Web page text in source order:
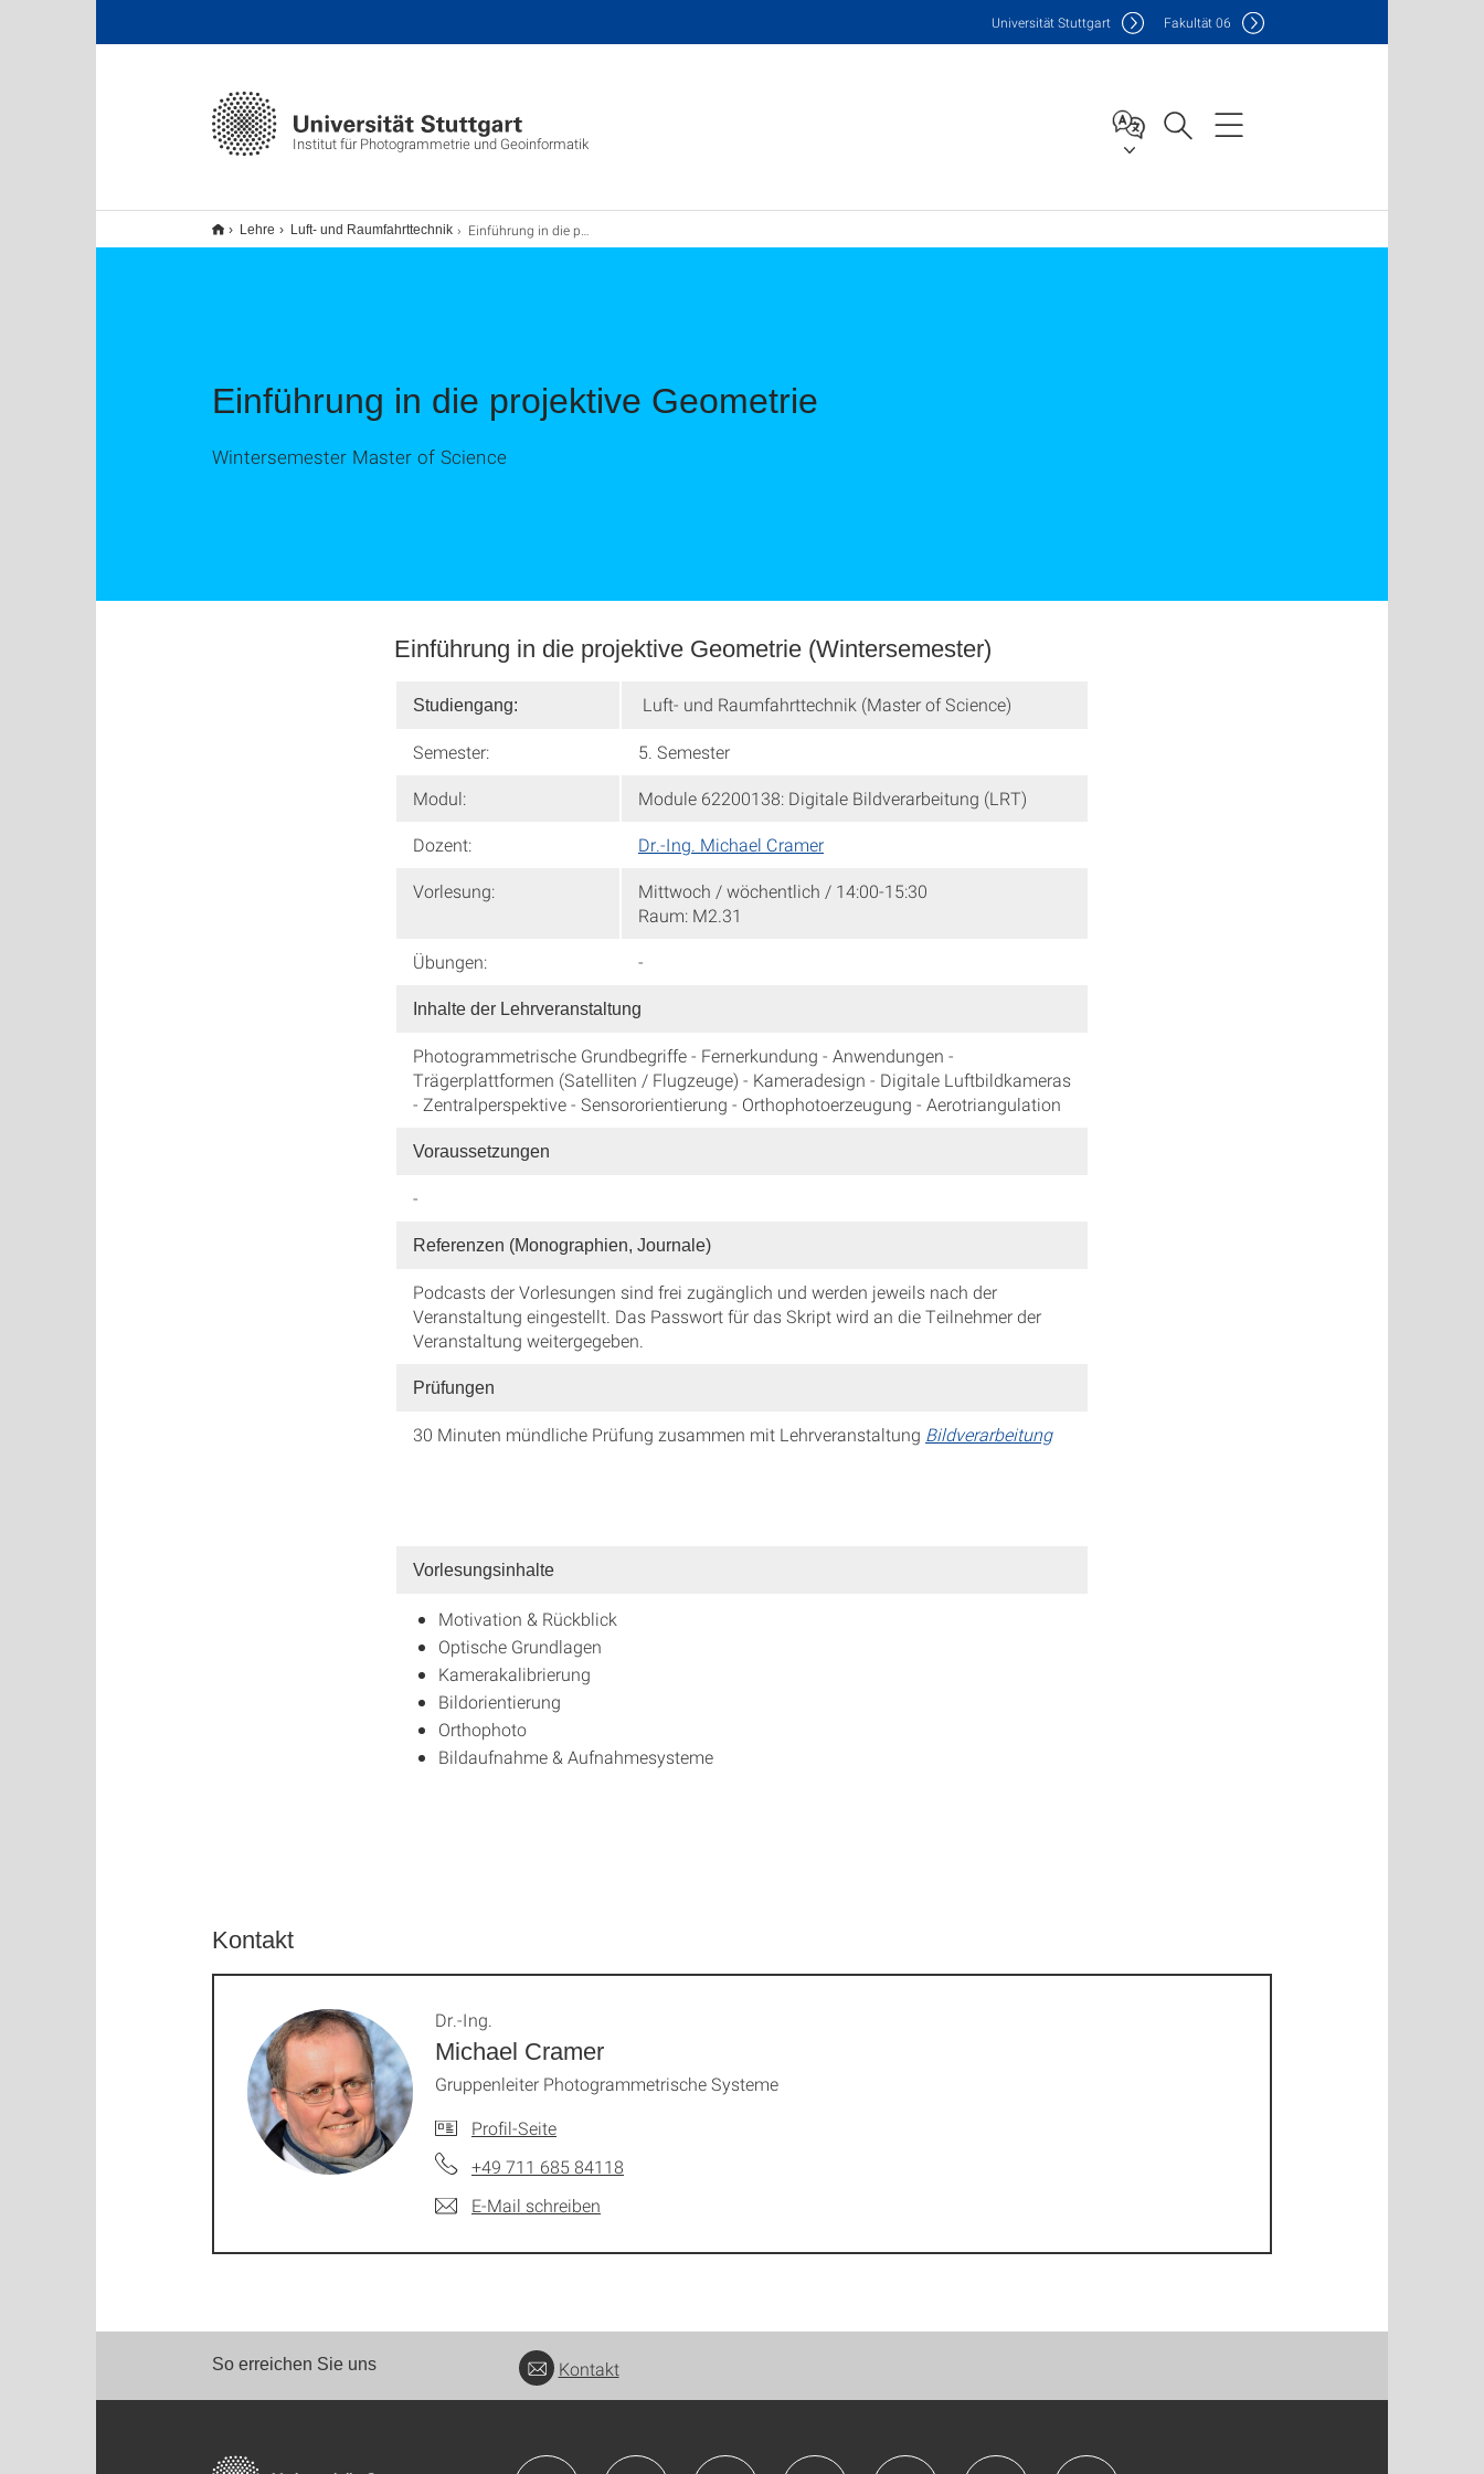
Institut für Photogrammetrie und Geoinformatik
Universität Stuttgart Fakultät06
Lehre Luft- und Raumfahrttechnik Einführung in die projektive Geometrie
Einführung in die projektive Geometrie
Wintersemester Master of Science
Einführung in die projektive Geometrie (Wintersemester)
Studiengang: Luft- und Raumfahrttechnik (Master of Science)
Semester:
5. Semester
Modul:
Module 62200138: Digitale Bildverarbeitung (LRT)
Dozent:
Dr.-Ing. Michael Cramer
Vorlesung:
Mittwoch / wöchentlich / 14:00-15:30
Raum: M2.31
Übungen:
-
Inhalte der Lehrveranstaltung
Photogrammetrische Grundbegriffe - Fernerkundung - Anwendungen -
Trägerplattformen (Satelliten / Flugzeuge) - Kameradesign - Digitale Luftbildkameras
- Zentralperspektive - Sensororientierung - Orthophotoerzeugung - Aerotriangulation
Voraussetzungen
-
Referenzen (Monographien, Journale)
Podcasts der Vorlesungen sind frei zugänglich und werden jeweils nach der
Veranstaltung eingestellt. Das Passwort für das Skript wird an die Teilnehmer der
Veranstaltung weitergegeben.
Prüfungen
30 Minuten mündliche Prüfung zusammen mit Lehrveranstaltung Bildverarbeitung
Vorlesungsinhalte
Motivation & Rückblick
Optische Grundlagen
Kamerakalibrierung
Bildorientierung
Orthophoto
Bildaufnahme & Aufnahmesysteme
Kontakt
Michael Cramer
Dr.-Ing.
Gruppenleiter Photogrammetrische Systeme
Profil-Seite
+49 711 685 84118
E-Mail schreiben
So erreichen Sie uns Kontakt